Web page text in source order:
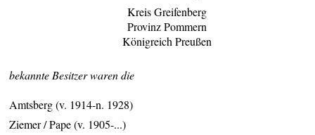
Kreis Greifenberg
Provinz Pommern
Königreich Preußen
bekannte Besitzer waren die
Amtsberg (v. 1914-n. 1928)
Ziemer / Pape (v. 1905-...)